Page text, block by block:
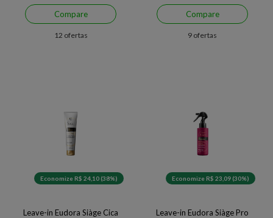
Compare
12 ofertas
Compare
9 ofertas
Economize R$ 24,10 (38%)
Leave-in Eudora Siàge Cica
Economize R$ 23,09 (30%)
Leave-in Eudora Siàge Pro